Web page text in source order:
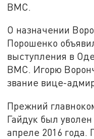
ВМС.
О назначении
Порошенко
выступления в
ВМС. Игорю
звание вице-
Прежний
Гайдук был
апреле 2016 года.